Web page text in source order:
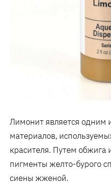
Лимонит является одним
материалов,
красителя. Путем обжига
пигменты желто-бурого
сиены жженой.